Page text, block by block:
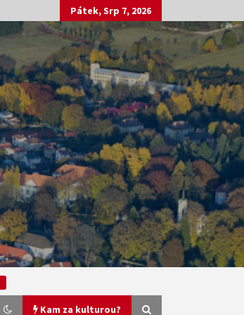
Pátek, Srp 7, 2026
Kam za kulturou?